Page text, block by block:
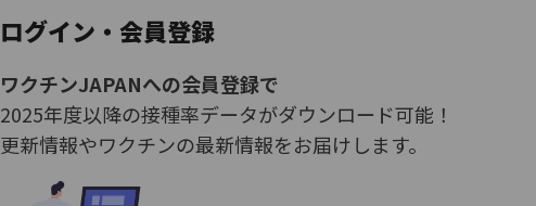
ログイン・会員登録
ワクチンJAPANへの会員登録で
2025年度以降の接種率データがダウンロード可能！
更新情報やワクチンの最新情報をお届けします。